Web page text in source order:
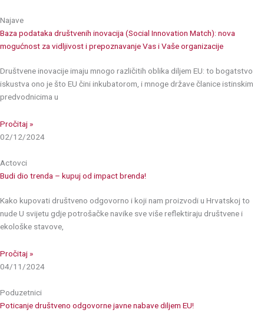
Najave
Baza podataka društvenih inovacija (Social Innovation Match): nova
mogućnost za vidljivost i prepoznavanje Vas i Vaše organizacije
Društvene inovacije imaju mnogo različitih oblika diljem EU: to bogatstvo
iskustva ono je što EU čini inkubatorom, i mnoge države članice istinskim
predvodnicima u
Pročitaj »
02/12/2024
Actovci
Budi dio trenda – kupuj od impact brenda!
Kako kupovati društveno odgovorno i koji nam proizvodi u Hrvatskoj to
nude U svijetu gdje potrošačke navike sve više reflektiraju društvene i
ekološke stavove,
Pročitaj »
04/11/2024
Poduzetnici
Poticanje društveno odgovorne javne nabave diljem EU!